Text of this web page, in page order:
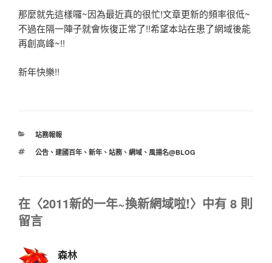
那麼就先這樣囉~因為最近真的很忙!文章更新的頻率很低~
不過在隔一陣子就會恢復正常了!!希望本站在患了網域後能
再創高峰~!!
新年快樂!!
分
站務報報
標
公告、 建國百年、 新年、 站務、 網域、 風揚名@BLOG
在〈2011新的一年~換新網域啦!〉中有 8 則
留言
森林